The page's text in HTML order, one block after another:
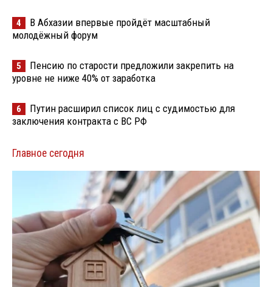
4
В Абхазии впервые пройдёт масштабный
молодёжный форум
5
Пенсию по старости предложили закрепить на
уровне не ниже 40% от заработка
6
Путин расширил список лиц с судимостью для
заключения контракта с ВС РФ
Главное сегодня